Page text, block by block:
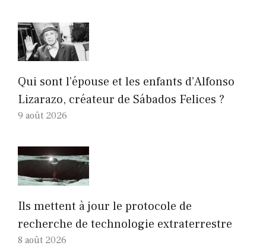
Qui sont l’épouse et les enfants d’Alfonso
Lizarazo, créateur de Sábados Felices ?
9 août 2026
Ils mettent à jour le protocole de
recherche de technologie extraterrestre
8 août 2026